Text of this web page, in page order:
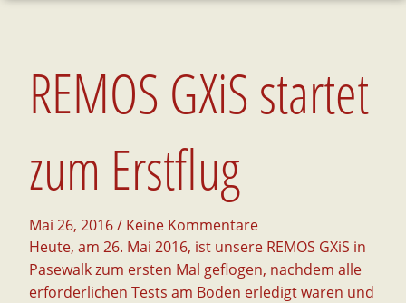
REMOS GXiS startet
zum Erstflug
Mai 26, 2016/ Keine Kommentare
Heute, am 26. Mai 2016, ist unsere REMOS GXiS in
Pasewalk zum ersten Mal geflogen, nachdem alle
erforderlichen Tests am Boden erledigt waren und